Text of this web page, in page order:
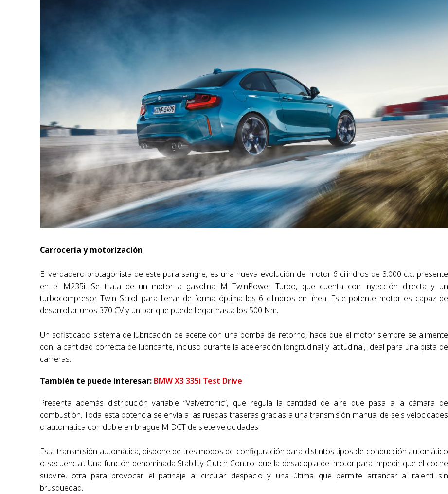
Carrocería y motorización
El verdadero protagonista de este pura sangre, es una nueva evolución del motor 6 cilindros de 3.000 c.c. presente
en el M235i. Se trata de un motor a gasolina M TwinPower Turbo, que cuenta con inyección directa y un
turbocompresor Twin Scroll para llenar de forma óptima los 6 cilindros en línea. Este potente motor es capaz de
desarrollar unos 370 CV y un par que puede llegar hasta los 500 Nm.
Un sofisticado sistema de lubricación de aceite con una bomba de retorno, hace que el motor siempre se alimente
con la cantidad correcta de lubricante, incluso durante la aceleración longitudinal y latitudinal, ideal para una pista de
carreras.
También te puede interesar: BMW X3 335i Test Drive
Presenta además distribución variable “Valvetronic”, que regula la cantidad de aire que pasa a la cámara de
combustión. Toda esta potencia se envía a las ruedas traseras gracias a una transmisión manual de seis velocidades
o automática con doble embrague M DCT de siete velocidades.
Esta transmisión automática, dispone de tres modos de configuración para distintos tipos de conducción automático
o secuencial. Una función denominada Stability Clutch Control que la desacopla del motor para impedir que el coche
subvire, otra para provocar el patinaje al circular despacio y una última que permite arrancar al ralentí sin
brusquedad.